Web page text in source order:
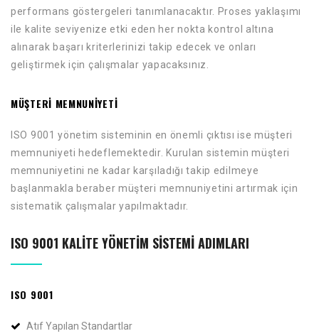
performans göstergeleri tanımlanacaktır. Proses yaklaşımı
ile kalite seviyenize etki eden her nokta kontrol altına
alınarak başarı kriterlerinizi takip edecek ve onları
geliştirmek için çalışmalar yapacaksınız.
MÜŞTERI MEMNUNIYETI
ISO 9001 yönetim sisteminin en önemli çıktısı ise müşteri
memnuniyeti hedeflemektedir. Kurulan sistemin müşteri
memnuniyetini ne kadar karşıladığı takip edilmeye
başlanmakla beraber müşteri memnuniyetini artırmak için
sistematik çalışmalar yapılmaktadır.
ISO 9001 KALITE YÖNETIM SISTEMI ADIMLARI
ISO 9001
Atıf Yapılan Standartlar